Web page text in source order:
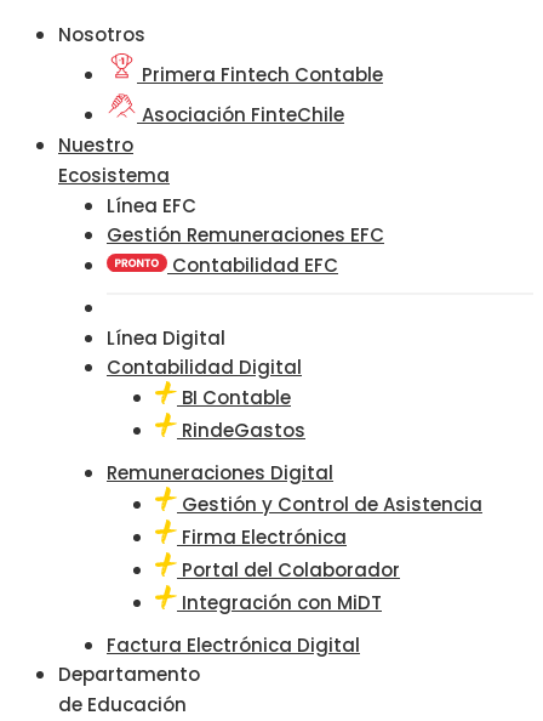
Nosotros
Primera Fintech Contable
Asociación FinteChile
Nuestro
Ecosistema
Línea EFC
Gestión Remuneraciones EFC
Contabilidad EFC
Línea Digital
Contabilidad Digital
BI Contable
RindeGastos
Remuneraciones Digital
Gestión y Control de Asistencia
Firma Electrónica
Portal del Colaborador
Integración con MiDT
Factura Electrónica Digital
Departamento
de Educación